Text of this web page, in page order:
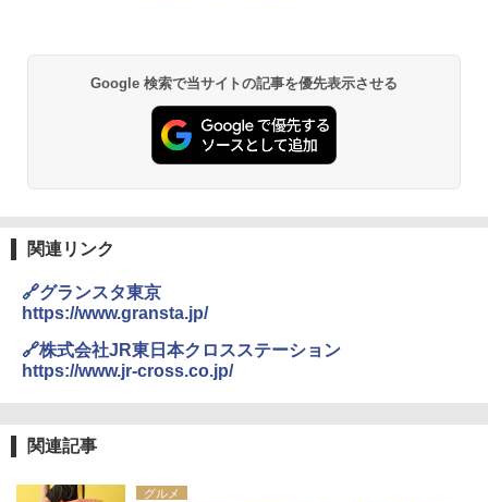
￥2,479
地球の歩き方 スター・ウォーズ
A26 地球の歩き方 チェコ ポーランド スロヴ
ァキア 2026～2027 地球の歩き方A ヨーロッ
パ
解く (講談社現代新書)
PYKES PEAK (パイクスピーク) 着替えテン
ト プライバシー テント 【中が透けない】 1
人用 折りたたみ 防災グッズ 災害用トイレ ビ
ーチ ピクニック ポップアップテント 携帯 簡
易 トイレテント (ブラック)
500002(88859)
￥5,999
GRANDOOR ステンレス保冷剤 2個セット 2
コンパクト 保冷力長持ち
￥2,980
DEWEL パラソル 大型 ビーチ アウトドアパ
熊撃退スプレー 熊よけスプレー 熊スプレー
【日本企業販売】超強力クマ対策スプレー 30
0ml（連続噴射30秒）110ml（連続噴射15
Google 検索で当サイトの記事を優先表示させる
関連リンク
🔗グランスタ東京
https://www.gransta.jp/
🔗株式会社JR東日本クロスステーション
https://www.jr-cross.co.jp/
関連記事
グルメ